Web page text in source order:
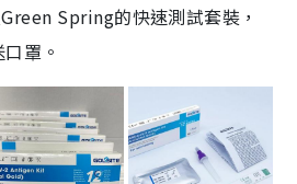
Spring的快速測試套裝，
罩。